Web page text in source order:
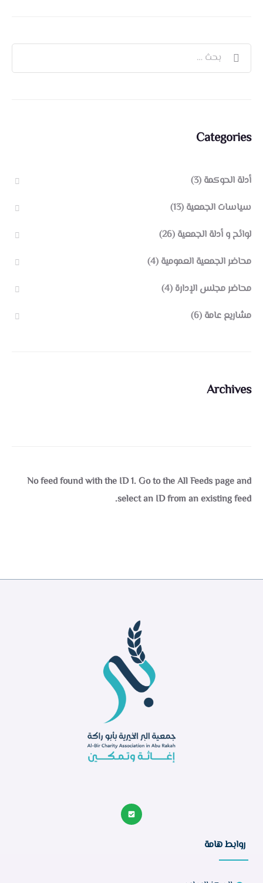
Categories
أدلة الحوكمة (3)
سياسات الجمعية (13)
لوائح و أدلة الجمعية (26)
محاضر الجمعية العمومية (4)
محاضر مجلس الإدارة (4)
مشاريع عامة (6)
Archives
No feed found with the ID 1. Go to theAll Feeds pageand
select an ID from an existing feed.
روابط هامة